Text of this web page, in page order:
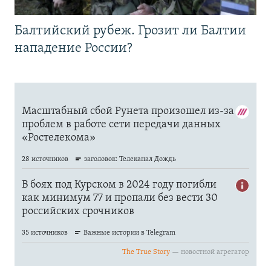
Балтийский рубеж. Грозит ли Балтии
нападение России?